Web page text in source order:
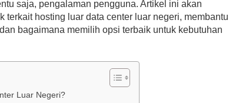
saja, pengalaman pengguna. Artikel ini akan
terkait hosting luar data center luar negeri, membantu
bagaimana memilih opsi terbaik untuk kebutuhan
Luar Negeri?